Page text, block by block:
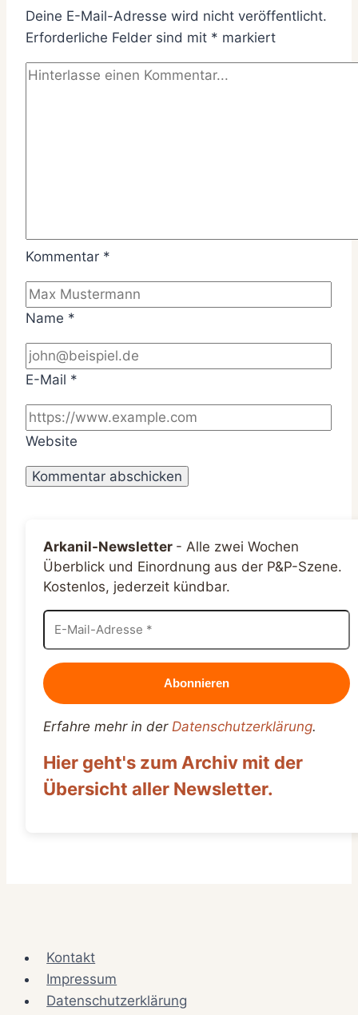
Deine E-Mail-Adresse wird nicht veröffentlicht.
Erforderliche Felder sind mit * markiert
Kommentar *
Name *
E-Mail *
Website
Arkanil-Newsletter - Alle zwei Wochen
Überblick und Einordnung aus der P&P-Szene.
Kostenlos, jederzeit kündbar.
Erfahre mehr in der Datenschutzerklärung.
Hier geht's zum Archiv mit der
Übersicht aller Newsletter.
Kontakt
Impressum
Datenschutzerklärung